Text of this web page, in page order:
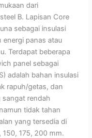
dari
B. Lapisan Core
sebagai insulasi
energi panas atau
Terdapat beberapa
panel sebagai
adalah bahan insulasi
rapuh/getas, dan
sangat rendah
tidak tahan
yang tersedia di
175, 200 mm.